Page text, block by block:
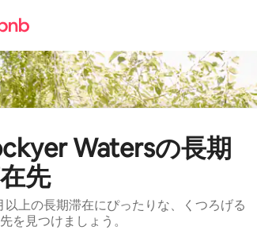
Watersの長期
先
以上の長期滞在にぴったりな、くつろげる
を見つけましょう。